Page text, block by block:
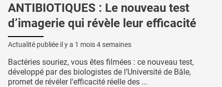
ANTIBIOTIQUES : Le nouveau test
d’imagerie qui révèle leur efficacité
Actualité publiée il y a 1 mois 4 semaines
Bactéries souriez, vous êtes filmées : ce nouveau test,
développé par des biologistes de l’Université de Bâle,
promet de révéler l'efficacité réelle des ...